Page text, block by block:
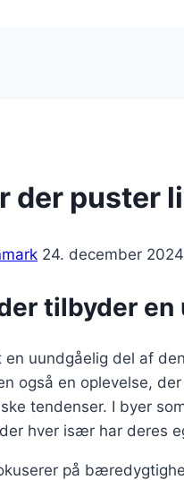
der puster
24. december 2024
tilbyder
en uundgåelig del af
også en oplevelse,
tendenser. I byer
hver især har deres
på